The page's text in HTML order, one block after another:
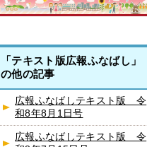
「テキスト版広報ふなばし」
の他の記事
広報ふなばしテキスト版 令
和8年8月1日号
広報ふなばしテキスト版 令